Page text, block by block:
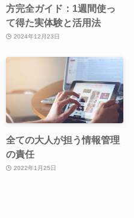
方完全ガイド：1週間使っ
て得た実体験と活用法
2024年12月23日
全ての大人が担う情報管理
の責任
2022年1月25日